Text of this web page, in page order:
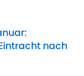
nach